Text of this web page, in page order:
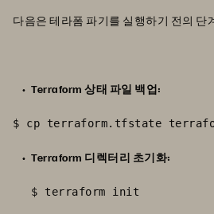
다음은 테라폼 파기를 실행하기 전의 단
Terraform 상태 파일 백업:
$ cp terraform.tfstate
Terraform 디렉터리 초기화:
$ terraform init